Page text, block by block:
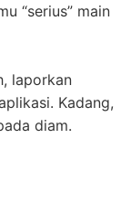
“serius” main
laporkan
Kadang,
diam.